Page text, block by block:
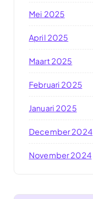
Mei 2025
April 2025
Maart 2025
Februari 2025
Januari 2025
December 2024
November 2024